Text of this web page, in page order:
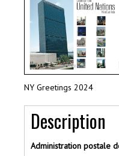
NY Greetings 2024
Description
Administration postale